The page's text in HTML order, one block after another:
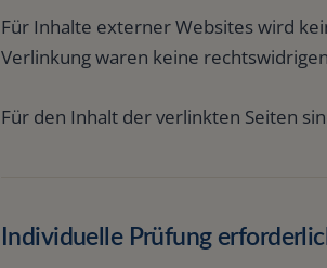
Für Inhalte externer Websites wird
Verlinkung waren keine
Für den Inhalt der verlinkten Seiten
Individuelle Prüfung